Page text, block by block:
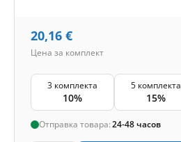
20,16 €
Цена за комплект
3 комплекта
10%
5 комплекта
15%
Отправка товара:24-48 часов